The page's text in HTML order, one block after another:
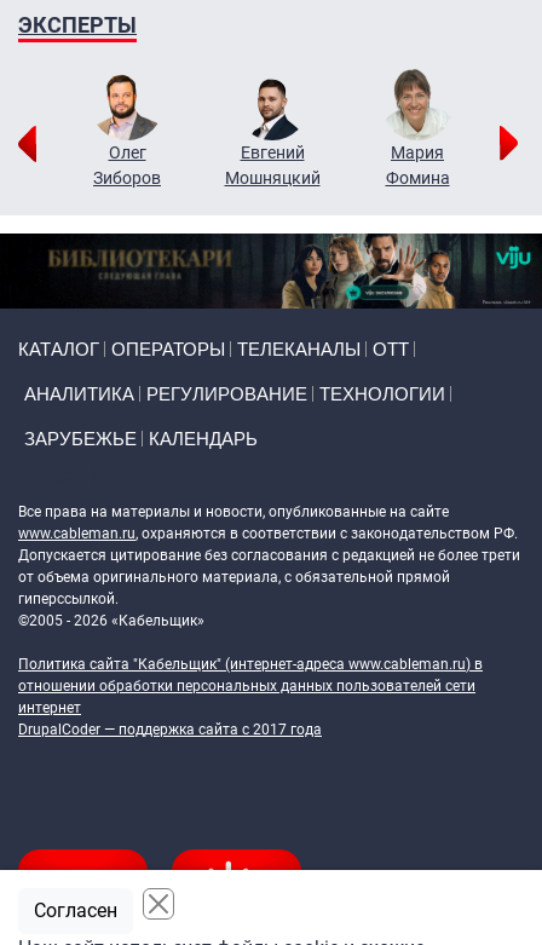
ЭКСПЕРТЫ
Олег
Зиборов
Евгений
Мошняцкий
Мария
Фомина
КАТАЛОГ ОПЕРАТОРЫ ТЕЛЕКАНАЛЫ ОТТ
АНАЛИТИКА РЕГУЛИРОВАНИЕ ТЕХНОЛОГИИ
ЗАРУБЕЖЬЕ КАЛЕНДАРЬ
Все права на материалы и новости, опубликованные на сайте
www.cableman.ru, охраняются в соответствии с законодательством РФ.
Допускается цитирование без согласования с редакцией не более трети
от объема оригинального материала, с обязательной прямой
гиперссылкой.
©2005 - 2026 «Кабельщик»
Политика сайта "Кабельщик" (интернет-адреса www.cableman.ru) в
отношении обработки персональных данных пользователей сети
интернет
DrupalCoder — поддержка сайта c 2017 года
Согласен